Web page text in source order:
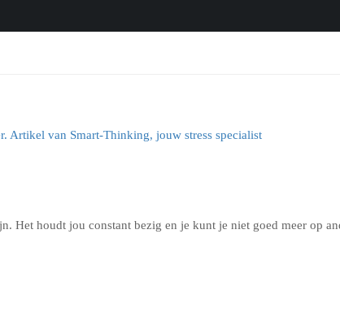
Het houdt jou constant bezig en je kunt je niet goed meer op